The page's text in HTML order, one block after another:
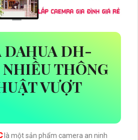
DAHUA DH-
THÔNG
VƯỢT
là một sản phẩm camera an ninh